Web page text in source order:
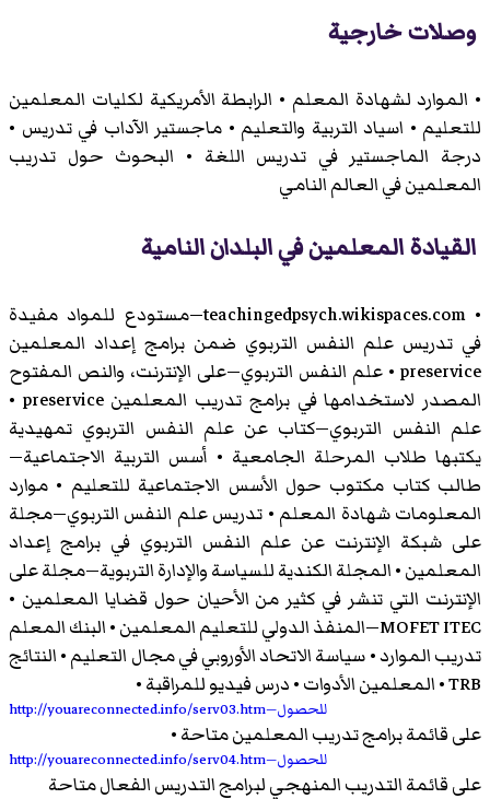
وصلات خارجية
• الموارد لشهادة المعلم • الرابطة الأمريكية لكليات المعلمين
للتعليم • اسياد التربية والتعليم • ماجستير الآداب في تدريس •
درجة الماجستير في تدريس اللغة • البحوث حول تدريب
المعلمين في العالم النامي
القيادة المعلمين في البلدان النامية
• teachingedpsych.wikispaces.com—مستودع للمواد مفيدة
في تدريس علم النفس التربوي ضمن برامج إعداد المعلمين
preservice • علم النفس التربوي—على الإنترنت، والنص المفتوح
المصدر لاستخدامها في برامج تدريب المعلمين preservice •
علم النفس التربوي—كتاب عن علم النفس التربوي تمهيدية
يكتبها طلاب المرحلة الجامعية • أسس التربية الاجتماعية—
طالب كتاب مكتوب حول الأسس الاجتماعية للتعليم • موارد
المعلومات شهادة المعلم • تدريس علم النفس التربوي—مجلة
على شبكة الإنترنت عن علم النفس التربوي في برامج إعداد
المعلمين • المجلة الكندية للسياسة والإدارة التربوية—مجلة على
الإنترنت التي تنشر في كثير من الأحيان حول قضايا المعلمين •
MOFET ITEC—المنفذ الدولي للتعليم المعلمين • البنك المعلم
تدريب الموارد • سياسة الاتحاد الأوروبي في مجال التعليم • النتائج
TRB • المعلمين الأدوات • درس فيديو للمراقبة •
http://youareconnected.info/serv03.htm—للحصول
على قائمة برامج تدريب المعلمين متاحة •
http://youareconnected.info/serv04.htm—للحصول
على قائمة التدريب المنهجي لبرامج التدريس الفعال متاحة